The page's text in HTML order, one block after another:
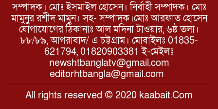
সম্পাদক। মোঃ ইসমাইল হোসেন। নির্বাহী সম্পাদক। মোঃ
মামুনুর রশীদ মামুন। সহ- সম্পাদক।মোঃ আরফাত হোসেন
যোগাযোগের ঠিকানাঃ আল মদিনা টাওয়ার, ৬ষ্ঠ তলা।
৮৮/৮৯, আগরাবাদ/ এ চট্টগ্রাম। মোবাইলঃ 01835-
621794, 01820903381 ই-মেইলঃ
newshtbanglatv@gmail.com
editorhtbangla@gmail.com
All rights reserved © 2020 kaabait.Com